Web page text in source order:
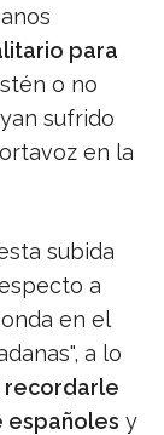
para
o no
sufrido
en la
subida
a
en el
a lo
recordarle
españoles y